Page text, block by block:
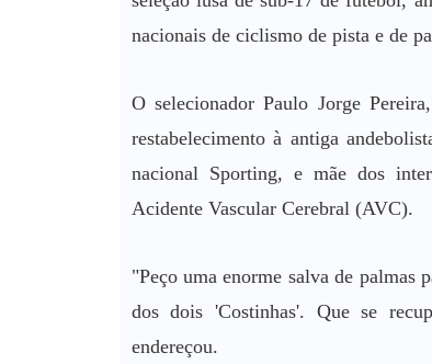
nacionais de ciclismo de pista e de
O selecionador Paulo Jorge
restabelecimento à antiga
nacional Sporting, e mãe dos
Acidente Vascular Cerebral (AVC).
"Peço uma enorme salva de palmas
dos dois 'Costinhas'. Que se
endereçou.